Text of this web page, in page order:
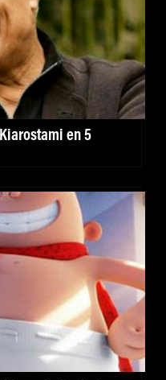
en 5